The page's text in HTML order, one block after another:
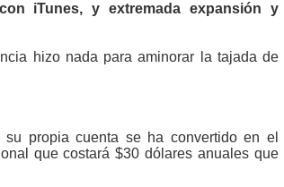
iTunes, y extremada expansión y
hizo nada para aminorar la tajada de
propia cuenta se ha convertido en el
que costará $30 dólares anuales que